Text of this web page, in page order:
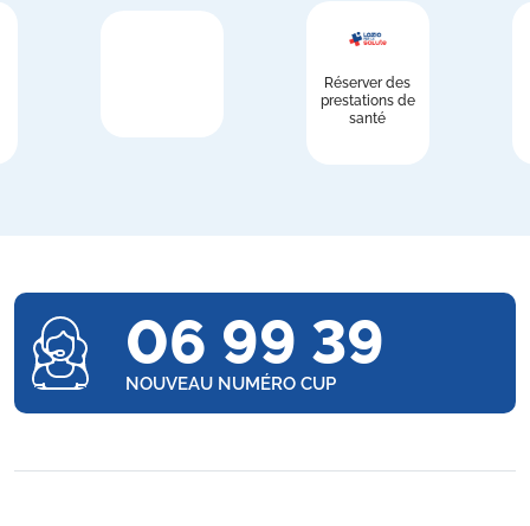
Réserver des
prestations de
santé
06 99 39
NOUVEAU NUMÉRO CUP